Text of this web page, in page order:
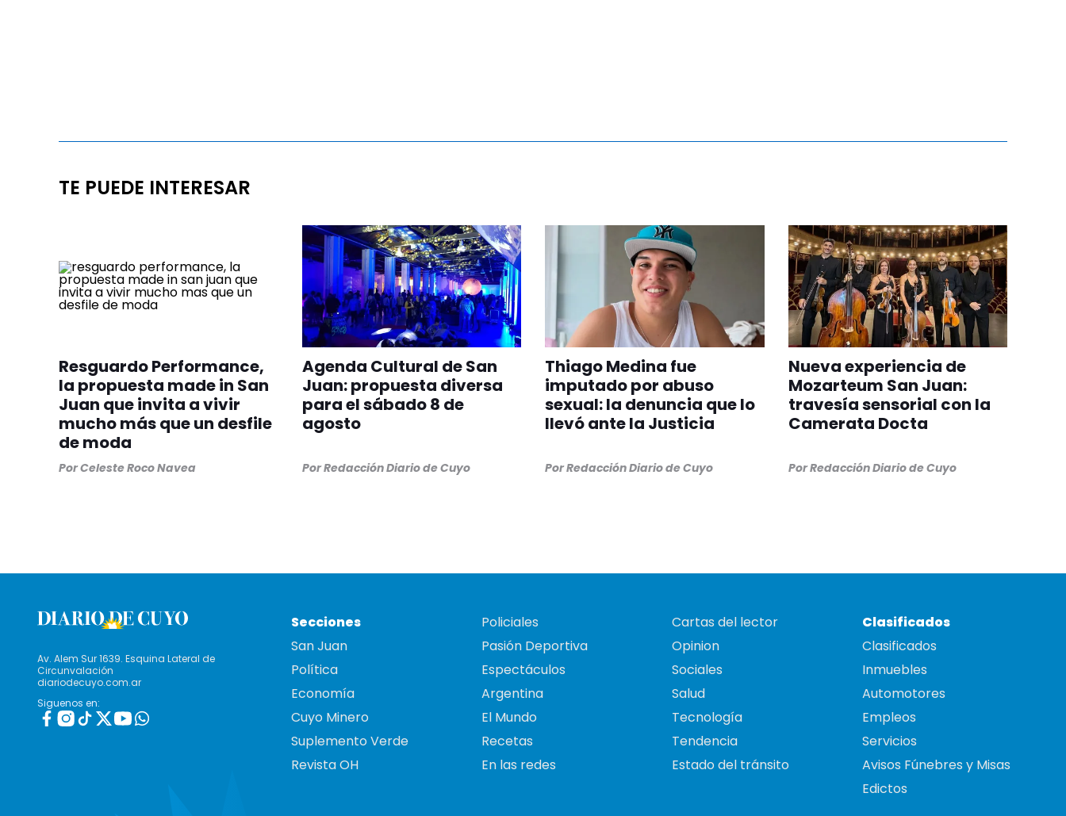
TE PUEDE INTERESAR
Resguardo Performance,
la propuesta made in San
Juan que invita a vivir
mucho más que un desfile
de moda
PorCeleste Roco Navea
Agenda Cultural de San
Juan: propuesta diversa
para el sábado 8 de
agosto
PorRedacción Diario de Cuyo
Thiago Medina fue
imputado por abuso
sexual: la denuncia que lo
llevó ante la Justicia
PorRedacción Diario de Cuyo
Nueva experiencia de
Mozarteum San Juan:
travesía sensorial con la
Camerata Docta
PorRedacción Diario de Cuyo
Av. Alem Sur 1639. Esquina Lateral de
Circunvalación
diariodecuyo.com.ar
Siguenos en:
Secciones
San Juan
Política
Economía
Cuyo Minero
Suplemento Verde
Revista OH
Policiales
Pasión Deportiva
Espectáculos
Argentina
El Mundo
Recetas
En las redes
Cartas del lector
Opinion
Sociales
Salud
Tecnología
Tendencia
Estado del tránsito
Clasificados
Clasificados
Inmuebles
Automotores
Empleos
Servicios
Avisos Fúnebres y Misas
Edictos